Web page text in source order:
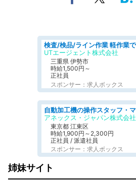
UTエージェント株式会社
三重県 伊勢市
時給1,500円～
正社員
スポンサー：求人ボックス
アネックス・ジャパン株式会社
東京都 江東区
時給1,900円～2,300円
正社員 / 派遣社員
スポンサー：求人ボックス
姉妹サイト